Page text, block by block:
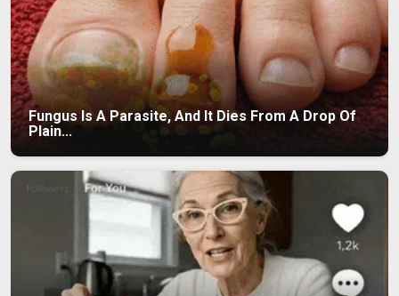
Fungus Is A Parasite, And It Dies From A Drop Of
Plain...